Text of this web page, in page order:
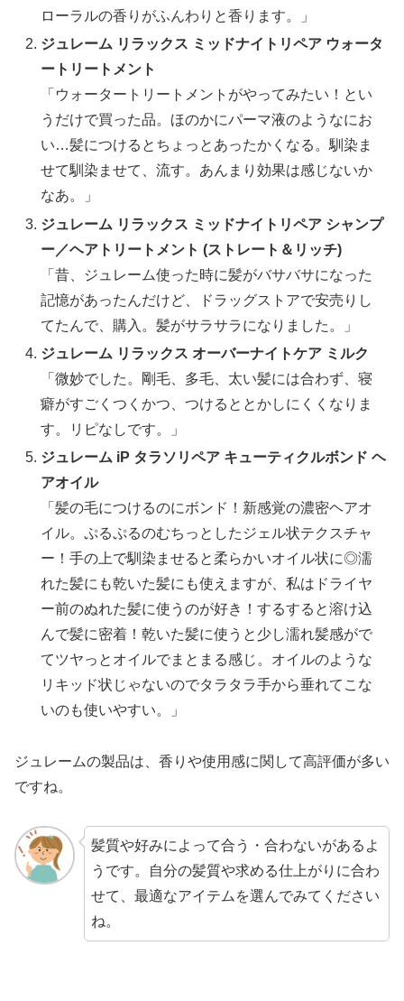
ローラルの香りがふんわりと香ります。」
ジュレーム リラックス ミッドナイトリペア ウォータ
ートリートメント
「ウォータートリートメントがやってみたい！とい
うだけで買った品。ほのかにパーマ液のようなにお
い…髪につけるとちょっとあったかくなる。馴染ま
せて馴染ませて、流す。あんまり効果は感じないか
なあ。」
ジュレーム リラックス ミッドナイトリペア シャンプ
ー／ヘアトリートメント (ストレート＆リッチ)
「昔、ジュレーム使った時に髪がバサバサになった
記憶があったんだけど、ドラッグストアで安売りし
てたんで、購入。髪がサラサラになりました。」
ジュレーム リラックス オーバーナイトケア ミルク
「微妙でした。剛毛、多毛、太い髪には合わず、寝
癖がすごくつくかつ、つけるととかしにくくなりま
す。リピなしです。」
ジュレーム iP タラソリペア キューティクルボンド ヘ
アオイル
「髪の毛につけるのにボンド！新感覚の濃密ヘアオ
イル。ぷるぷるのむちっとしたジェル状テクスチャ
ー！手の上で馴染ませると柔らかいオイル状に◎濡
れた髪にも乾いた髪にも使えますが、私はドライヤ
ー前のぬれた髪に使うのが好き！するすると溶け込
んで髪に密着！乾いた髪に使うと少し濡れ髪感がで
てツヤっとオイルでまとまる感じ。オイルのような
リキッド状じゃないのでタラタラ手から垂れてこな
いのも使いやすい。」
ジュレームの製品は、香りや使用感に関して高評価が多い
ですね。
髪質や好みによって合う・合わないがあるよ
うです。自分の髪質や求める仕上がりに合わ
せて、最適なアイテムを選んでみてください
ね。